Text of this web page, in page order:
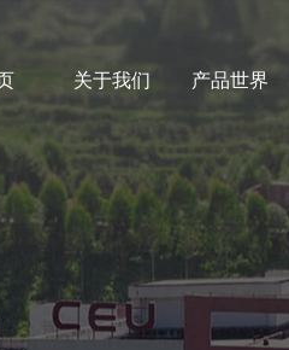
关于我们 产品世界